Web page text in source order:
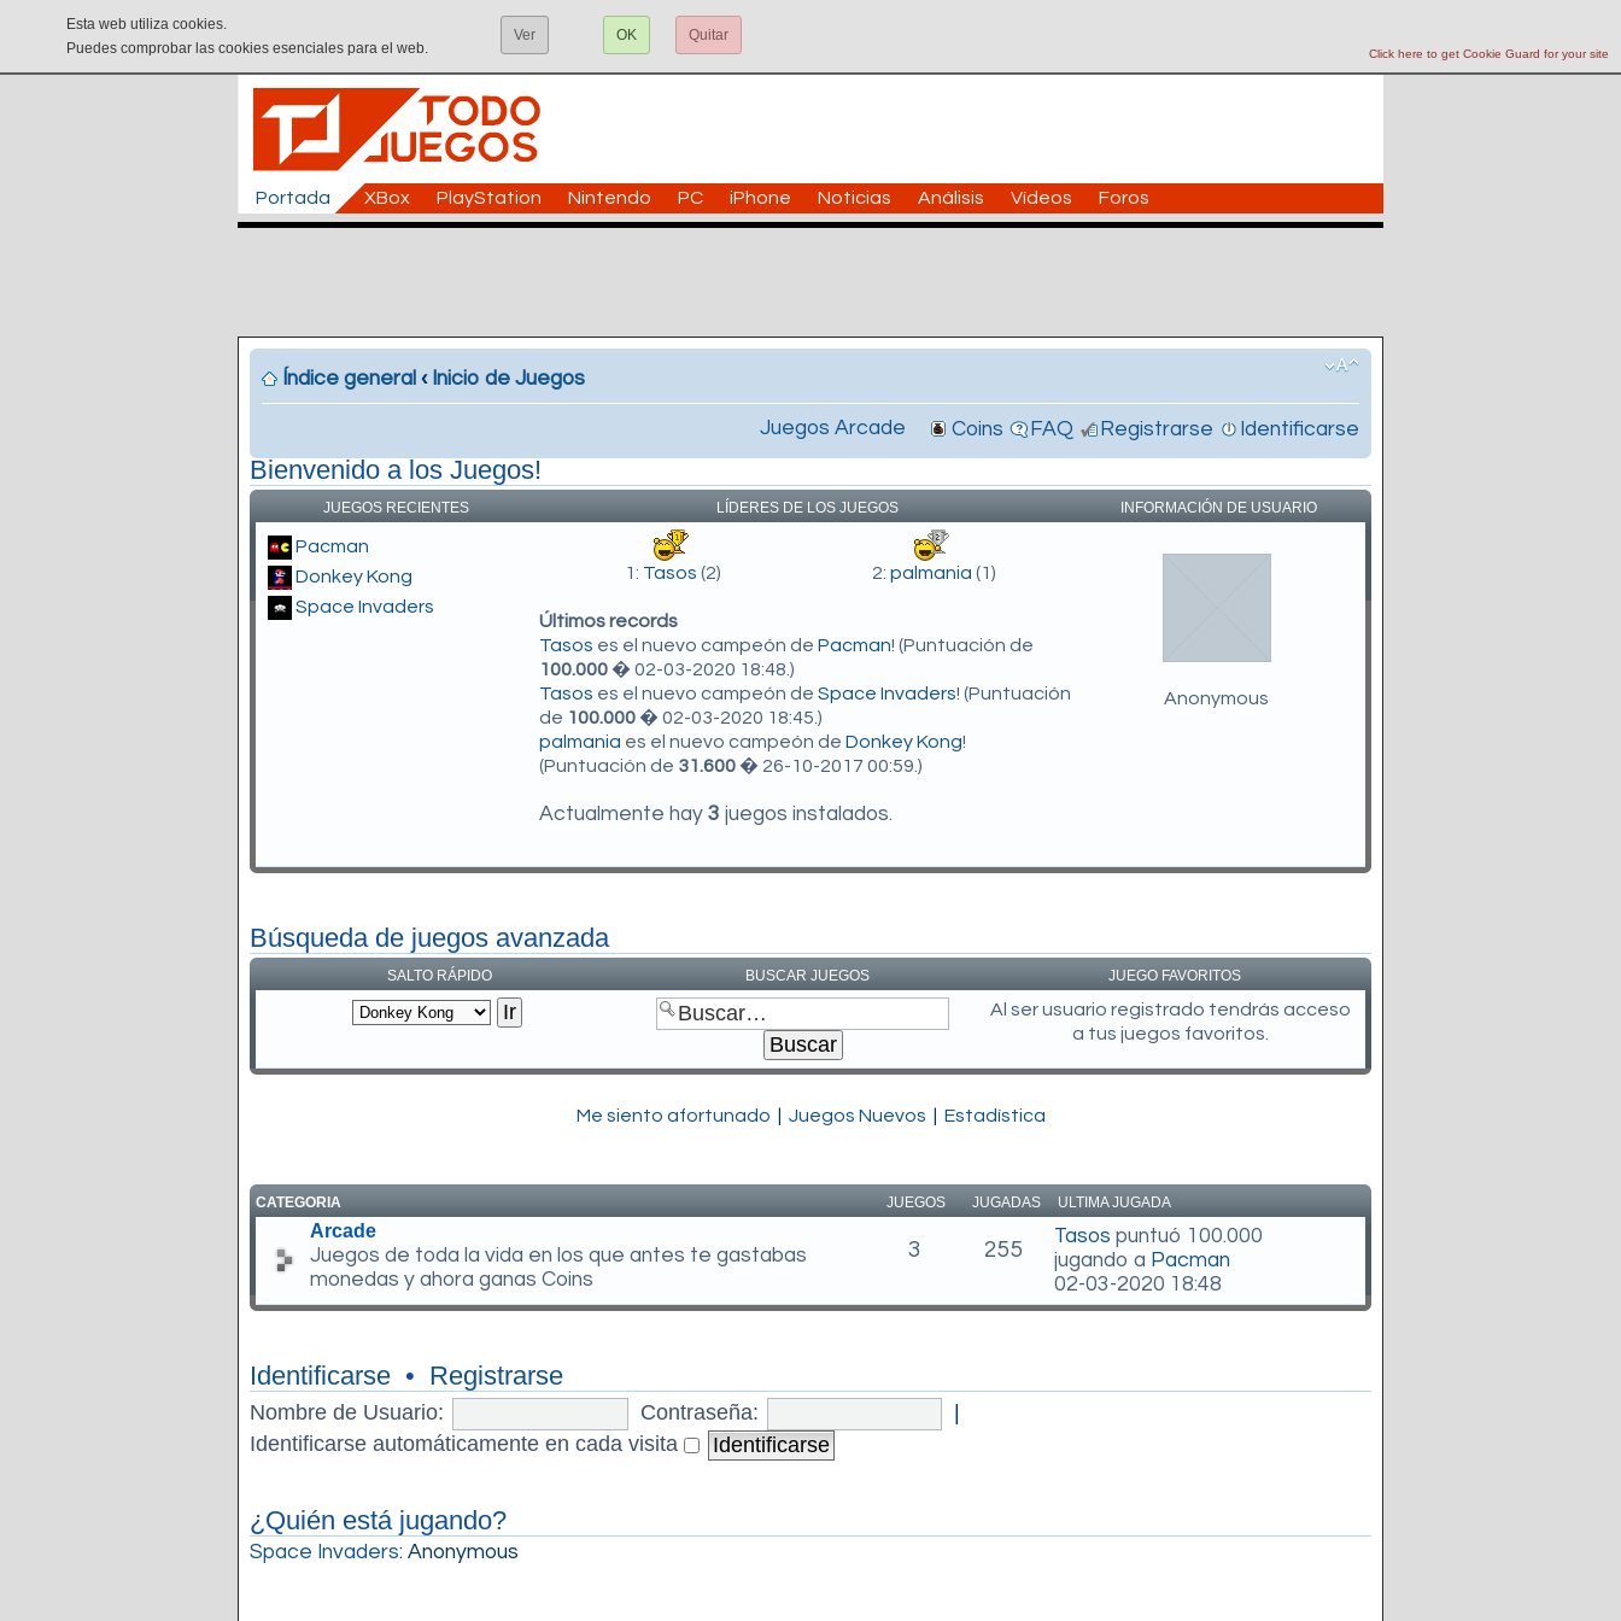
Click here to get Cookie Guard for your site
Esta web utiliza cookies.
Puedes comprobar las cookies esenciales para el web.
Ver OK Quitar
Portada XBox PlayStation Nintendo PC iPhone Noticias Análisis Vídeos Foros
Índice general ‹ Inicio de Juegos
Juegos Arcade Coins FAQ Registrarse Identificarse
Bienvenido a los Juegos!
JUEGOS RECIENTES LÍDERES DE LOS JUEGOS INFORMACIÓN DE USUARIO
Pacman
Donkey Kong
Space Invaders
1: Tasos (2) 2:palmania (1)
Últimos records
Tasos es el nuevo campeón de Pacman! (Puntuación de
100.000 � 02-03-2020 18:48.)
Tasos es el nuevo campeón de Space Invaders! (Puntuación
de 100.000 � 02-03-2020 18:45.)
palmania es el nuevo campeón de Donkey Kong!
(Puntuación de 31.600 � 26-10-2017 00:59.)
Actualmente hay 3 juegos instalados.
Anonymous
Búsqueda de juegos avanzada
SALTO RÁPIDO BUSCAR JUEGOS JUEGO FAVORITOS
Al ser usuario registrado tendrás acceso
a tus juegos favoritos.
Me siento afortunado Juegos Nuevos Estadística
CATEGORIA JUEGOS JUGADAS ULTIMA JUGADA
Arcade
Juegos de toda la vida en los que antes te gastabas
monedas y ahora ganas Coins
3 255
Tasos puntuó 100.000
jugando a Pacman
02-03-2020 18:48
Identificarse • Registrarse
Nombre de Usuario: Contraseña:
|
Identificarse automáticamente en cada visita
¿Quién está jugando?
Space Invaders: Anonymous